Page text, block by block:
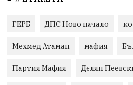
ГЕРБ ДПС Ново начало
Мехмед Атаман мафия
Партия Мафия Делян